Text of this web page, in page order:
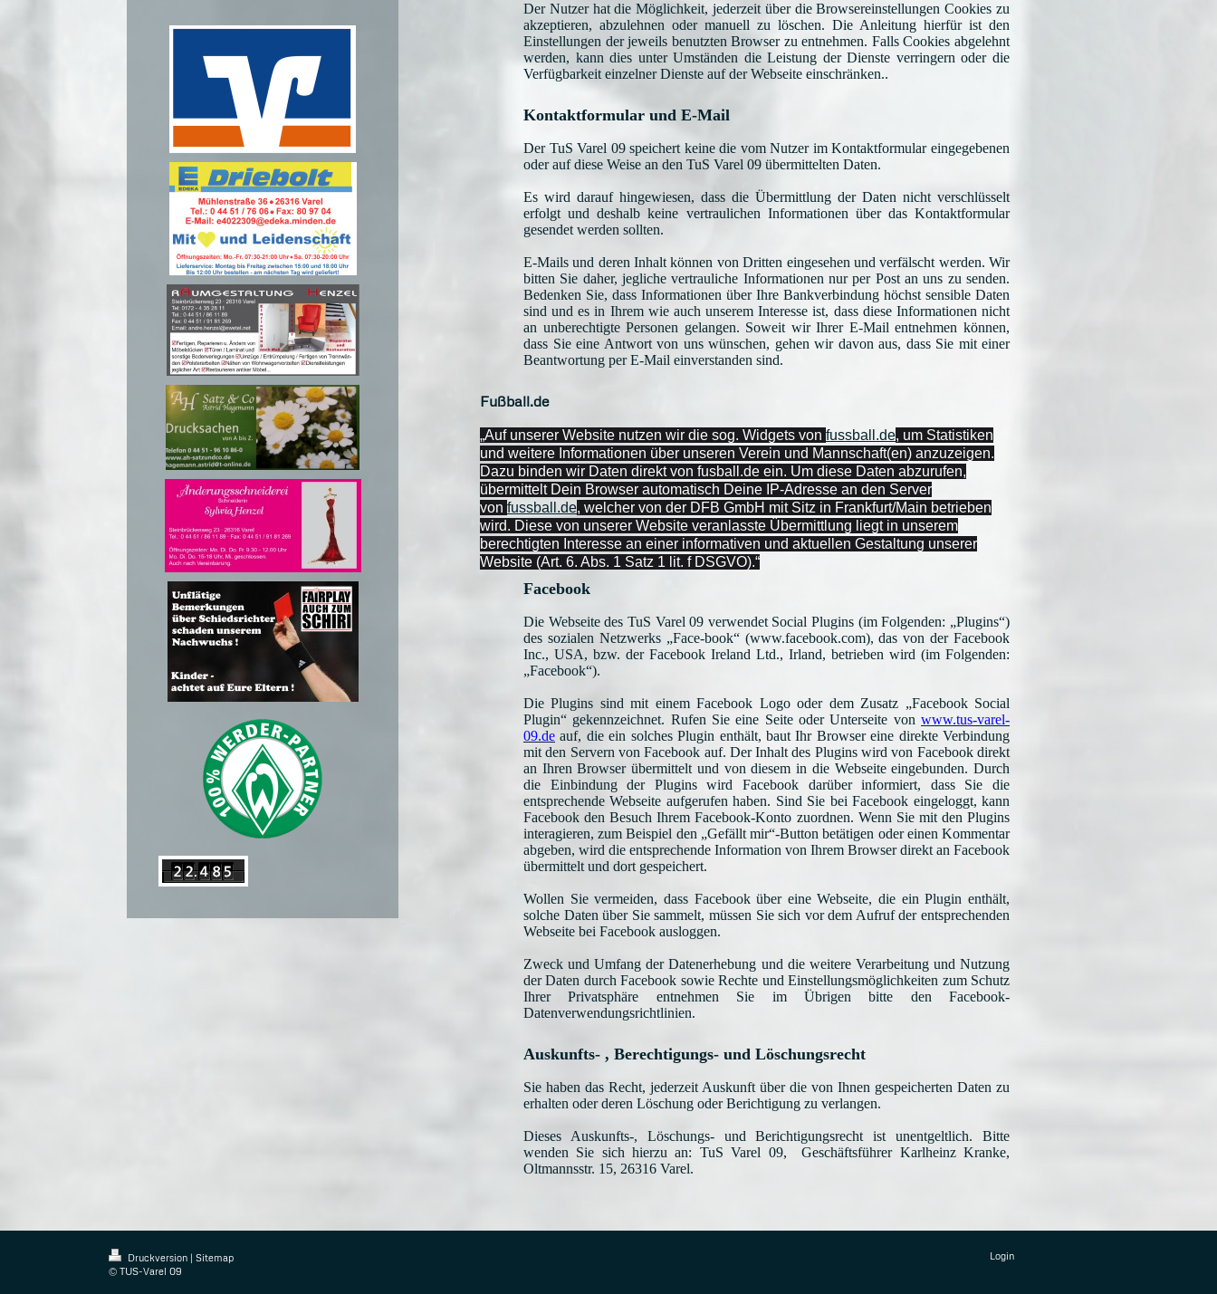
Der Nutzer hat die Möglichkeit, jederzeit über die Browsereinstellungen Cookies zu
akzeptieren, abzulehnen oder manuell zu löschen. Die Anleitung hierfür ist den
Einstellungen der jeweils benutzten Browser zu entnehmen. Falls Cookies abgelehnt
werden, kann dies unter Umständen die Leistung der Dienste verringern oder die
Verfügbarkeit einzelner Dienste auf der Webseite einschränken..
Kontaktformular und E-Mail
Der TuS Varel 09 speichert keine die vom Nutzer im Kontaktformular eingegebenen
oder auf diese Weise an den TuS Varel 09 übermittelten Daten.
Es wird darauf hingewiesen, dass die Übermittlung der Daten nicht verschlüsselt
erfolgt und deshalb keine vertraulichen Informationen über das Kontaktformular
gesendet werden sollten.
E-Mails und deren Inhalt können von Dritten eingesehen und verfälscht werden. Wir
bitten Sie daher, jegliche vertrauliche Informationen nur per Post an uns zu senden.
Bedenken Sie, dass Informationen über Ihre Bankverbindung höchst sensible Daten
sind und es in Ihrem wie auch unserem Interesse ist, dass diese Informationen nicht
an unberechtigte Personen gelangen. Soweit wir Ihrer E-Mail entnehmen können,
dass Sie eine Antwort von uns wünschen, gehen wir davon aus, dass Sie mit einer
Beantwortung per E-Mail einverstanden sind.
Fußball.de
„Auf unserer Website nutzen wir die sog. Widgets von fussball.de, um Statistiken
und weitere Informationen über unseren Verein und Mannschaft(en) anzuzeigen.
Dazu binden wir Daten direkt von fusball.de ein. Um diese Daten abzurufen,
übermittelt Dein Browser automatisch Deine IP-Adresse an den Server
von fussball.de, welcher von der DFB GmbH mit Sitz in Frankfurt/Main betrieben
wird. Diese von unserer Website veranlasste Übermittlung liegt in unserem
berechtigten Interesse an einer informativen und aktuellen Gestaltung unserer
Website (Art. 6. Abs. 1 Satz 1 lit. f DSGVO).“
Facebook
Die Webseite des TuS Varel 09 verwendet Social Plugins (im Folgenden: „Plugins“)
des sozialen Netzwerks „Face-book“ (www.facebook.com), das von der Facebook
Inc., USA, bzw. der Facebook Ireland Ltd., Irland, betrieben wird (im Folgenden:
„Facebook“).
Die Plugins sind mit einem Facebook Logo oder dem Zusatz „Facebook Social
Plugin“ gekennzeichnet. Rufen Sie eine Seite oder Unterseite von www.tus-varel-
09.de auf, die ein solches Plugin enthält, baut Ihr Browser eine direkte Verbindung
mit den Servern von Facebook auf. Der Inhalt des Plugins wird von Facebook direkt
an Ihren Browser übermittelt und von diesem in die Webseite eingebunden. Durch
die Einbindung der Plugins wird Facebook darüber informiert, dass Sie die
entsprechende Webseite aufgerufen haben. Sind Sie bei Facebook eingeloggt, kann
Facebook den Besuch Ihrem Facebook-Konto zuordnen. Wenn Sie mit den Plugins
interagieren, zum Beispiel den „Gefällt mir“-Button betätigen oder einen Kommentar
abgeben, wird die entsprechende Information von Ihrem Browser direkt an Facebook
übermittelt und dort gespeichert.
Wollen Sie vermeiden, dass Facebook über eine Webseite, die ein Plugin enthält,
solche Daten über Sie sammelt, müssen Sie sich vor dem Aufruf der entsprechenden
Webseite bei Facebook ausloggen.
Zweck und Umfang der Datenerhebung und die weitere Verarbeitung und Nutzung
der Daten durch Facebook sowie Rechte und Einstellungsmöglichkeiten zum Schutz
Ihrer Privatsphäre entnehmen Sie im Übrigen bitte den Facebook-
Datenverwendungsrichtlinien.
Auskunfts- , Berechtigungs- und Löschungsrecht
Sie haben das Recht, jederzeit Auskunft über die von Ihnen gespeicherten Daten zu
erhalten oder deren Löschung oder Berichtigung zu verlangen.
Dieses Auskunfts-, Löschungs- und Berichtigungsrecht ist unentgeltlich. Bitte
wenden Sie sich hierzu an: TuS Varel 09, Geschäftsführer Karlheinz Kranke,
Oltmannsstr. 15, 26316 Varel.
Druckversion | Sitemap
© TUS-Varel 09
Login